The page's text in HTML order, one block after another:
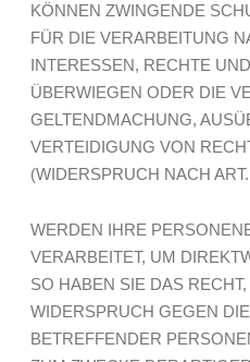
KÖNNEN ZWINGENDE
FÜR DIE VERARBEITUNG
INTERESSEN, RECHTE
ÜBERWIEGEN ODER DIE
GELTENDMACHUNG,
VERTEIDIGUNG VON
(WIDERSPRUCH NACH
WERDEN IHRE
VERARBEITET, UM
SO HABEN SIE DAS
WIDERSPRUCH GEGEN
BETREFFENDER